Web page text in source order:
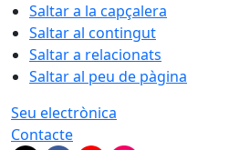
Saltar a la capçalera
Saltar al contingut
Saltar a relacionats
Saltar al peu de pàgina
Seu electrònica
Contacte